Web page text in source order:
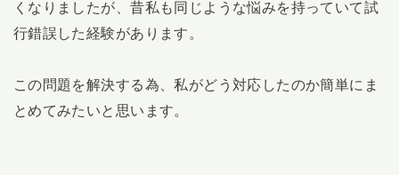
くなりましたが、昔私も同じような悩みを持っていて試
行錯誤した経験があります。
この問題を解決する為、私がどう対応したのか簡単にま
とめてみたいと思います。